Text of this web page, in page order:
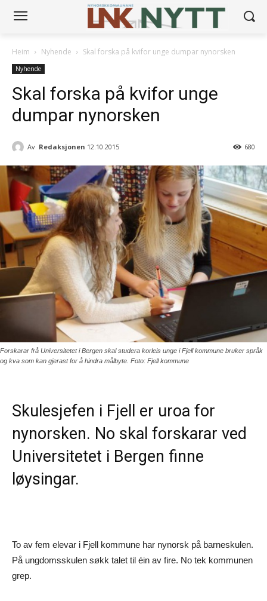
Heim Nyhende Skal forska på kvifor unge dumpar nynorsken
Nyhende
Skal forska på kvifor unge
dumpar nynorsken
Av Redaksjonen 12.10.2015 680
Forskarar frå Universitetet i Bergen skal studera korleis unge i Fjell kommune bruker språk
og kva som kan gjerast for å hindra målbyte. Foto: Fjell kommune
Skulesjefen i Fjell er uroa for
nynorsken. No skal forskarar ved
Universitetet i Bergen finne
løysingar.
To av fem elevar i Fjell kommune har nynorsk på barneskulen.
På ungdomsskulen søkk talet til éin av fire. No tek kommunen
grep.